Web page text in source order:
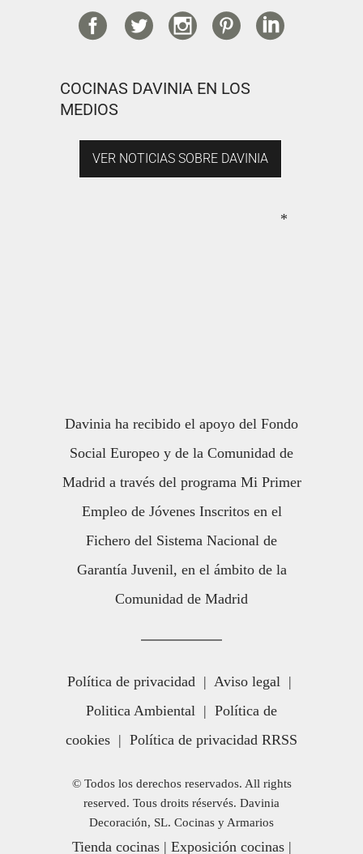
COCINAS DAVINIA EN LOS
MEDIOS
VER NOTICIAS SOBRE DAVINIA
*
Davinia ha recibido el apoyo del Fondo
Social Europeo y de la Comunidad de
Madrid a través del programa Mi Primer
Empleo de Jóvenes Inscritos en el
Fichero del Sistema Nacional de
Garantía Juvenil, en el ámbito de la
Comunidad de Madrid
Política de privacidad | Aviso legal |
Politica Ambiental | Política de
cookies | Política de privacidad RRSS
© Todos los derechos reservados. All rights
reserved. Tous droits réservés. Davinia
Decoración, SL. Cocinas y Armarios
Tienda cocinas| Exposición cocinas|